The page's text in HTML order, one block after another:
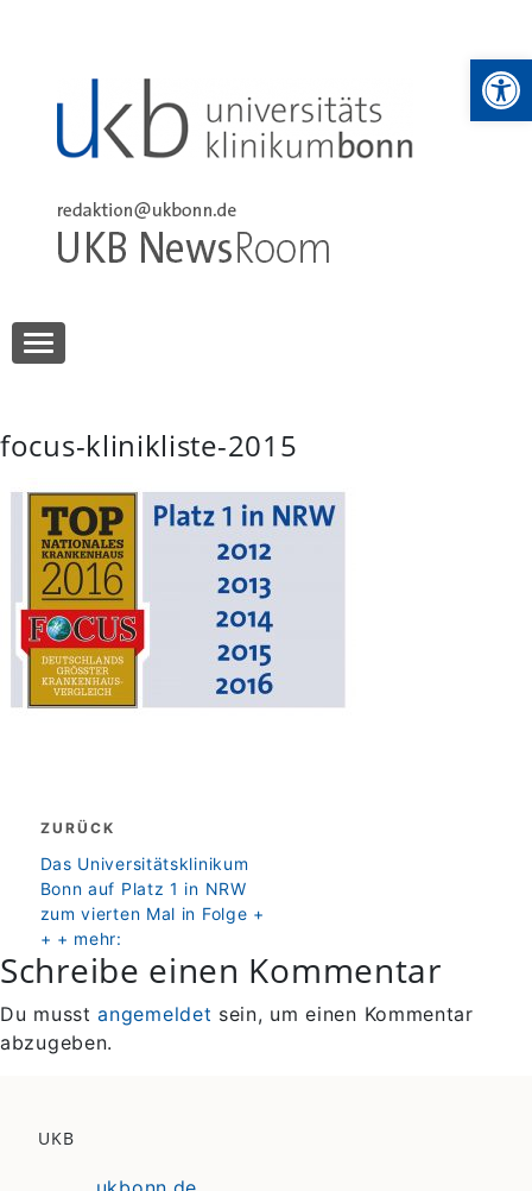
UKB NewsRoom
focus-klinikliste-2015
Beitragsnavigation
ZURÜCK
zurück
Das Universitätsklinikum
Bonn auf Platz 1 in NRW
zum vierten Mal in Folge +
+ + mehr:
Schreibe einen Kommentar
Du musstangemeldet sein, um einen Kommentar
abzugeben.
UKB